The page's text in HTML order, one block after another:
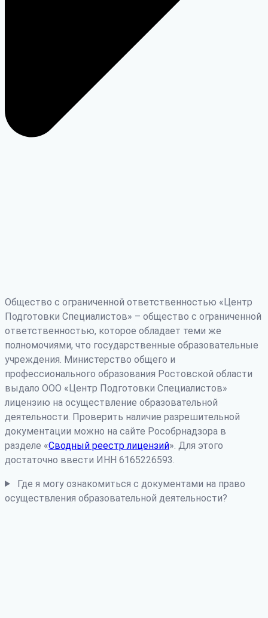
Общество с ограниченной ответственностью «Центр
Подготовки Специалистов» – общество с ограниченной
ответственностью, которое обладает теми же
полномочиями, что государственные образовательные
учреждения. Министерство общего и
профессионального образования Ростовской области
выдало ООО «Центр Подготовки Специалистов»
лицензию на осуществление образовательной
деятельности. Проверить наличие разрешительной
документации можно на сайте Рособрнадзора в
разделе «Сводный реестр лицензий». Для этого
достаточно ввести ИНН 6165226593.
Где я могу ознакомиться с документами на право
осуществления образовательной деятельности?